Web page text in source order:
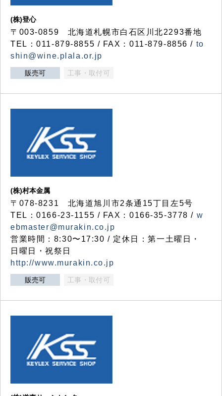
(株)登心
〒003-0859 北海道札幌市白石区川北2293番地
TEL：011-879-8855 / FAX：011-879-8856 / to
shin@wine.plala.or.jp
販売可 工事・取付可
(株)村本金属
〒078-8231 北海道旭川市2条通15丁目左5号
TEL：0166-23-1155 / FAX：0166-35-3778 / w
ebmaster@murakin.co.jp
営業時間：8:30〜17:30 / 定休日：第一土曜日・
日曜日・祝祭日
http://www.murakin.co.jp
販売可 工事・取付可